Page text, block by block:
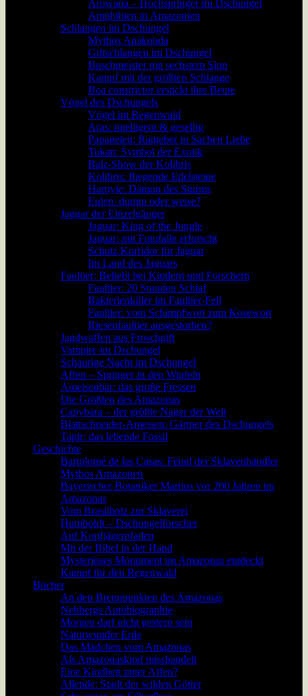
Arowana – Hochspringer im Dschungel
Amphibien in Amazonien
Schlangen im Dschungel
Mythos Anakonda
Giftschlangen im Dschungel
Buschmeister mit sechstem Sinn
Kampf mit der größten Schlange
Boa constrictor erstickt ihre Beute
Vögel des Dschungels
Vögel im Regenwald
Aras: intelligent & gesellig
Papageien: Ratgeber in Sachen Liebe
Tukan: Symbol der Exotik
Balz-Show der Kolibris
Kolibris: fliegende Edelsteine
Harpyie: Dämon des Sturms
Eulen: dumm oder weise?
Jaguar der Einzelgänger
Jaguar: King of the Jungle
Jaguar: mit Fotofalle erforscht
Schutz Korridor für Jaguar
Im Land des Jaguars
Faultier: Beliebt bei Kindern und Forschern
Faultier: 20 Stunden Schlaf
Bakterienkiller im Faultier-Fell
Faultier: vom Schimpfwort zum Kosewort
Riesenfaultier ausgestorben?
Jagdwaffen aus Froschgift
Vampire im Dschungel
Schaurige Nacht im Dschungel
Affen – Springer in den Wipfeln
Ameisenbär: das große Fressen
Die Größten des Amazonas
Capybara – der größte Nager der Welt
Blattschneider-Ameisen: Gärtner des Dschungels
Tapir: das lebende Fossil
Geschichte
Bartolomé de las Casas: Feind der Sklavenhändler
Mythos Amazonen
Bayerischer Botaniker Martius vor 200 Jahren im
Amazonas
Vom Brasilholz zur Sklaverei
Humboldt – Dschungelforscher
Auf Kopfjägerpfaden
Mit der Bibel in der Hand
Mysteriöses Monument im Amazonas entdeckt
Kampf für den Regenwald
Bücher
An den Brennpunkten des Amazonas
Nehbergs Autobiographie
Morgen darf nicht gestern sein
Naturwunder Erde
Das Mädchen vom Amazonas
Als Amazonaskind misshandelt
Eine Kindheit unter Affen?
Allende: Stadt der wilden Götter